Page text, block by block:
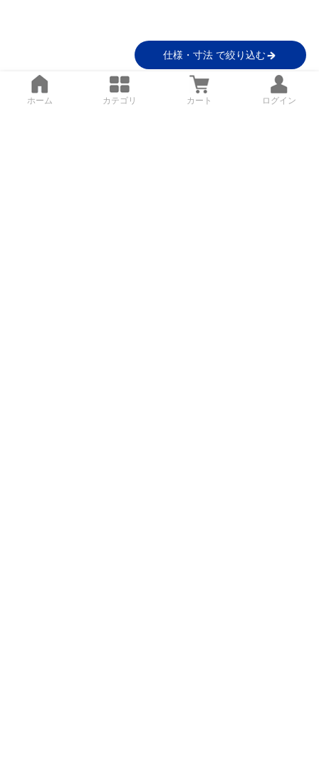
仕様・寸法 で絞り込む
ホーム カテゴリ カート ログイン